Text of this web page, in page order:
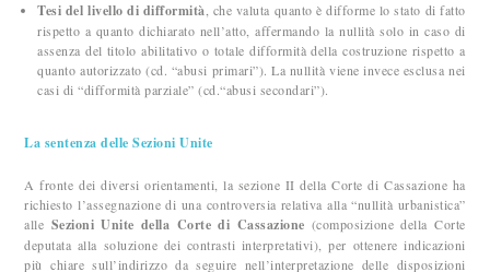
Tesi del livello di difformità , che valuta quanto è difforme lo stato di fatto
rispetto a quanto dichiarato nell’atto, affermando la nullità solo in caso di
assenza del titolo abilitativo o totale difformità della costruzione rispetto a
quanto autorizzato (cd. “abusi primari”). La nullità viene invece esclusa nei
casi di “difformità parziale” (cd.“abusi secondari”).
La sentenza delle Sezioni Unite
A fronte dei diversi orientamenti, la sezione II della Corte di Cassazione ha
richiesto l’assegnazione di una controversia relativa alla “nullità urbanistica”
alle Sezioni Unite della Corte di Cassazione (composizione della Corte
deputata alla soluzione dei contrasti interpretativi), per ottenere indicazioni
più chiare sull’indirizzo da seguire nell’interpretazione delle disposizioni